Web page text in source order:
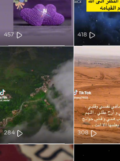
418
457
308
284